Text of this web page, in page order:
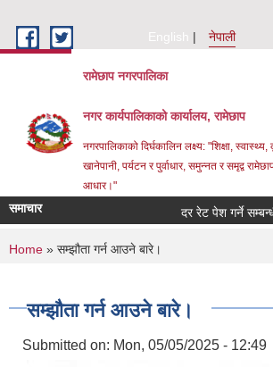
English
नेपाली
रामेछाप नगरपालिका
नगर कार्यपालिकाको कार्यालय, रामेछाप
नगरपालिकाको दिर्घकालिन लक्ष्य: "शिक्षा, स्वास्थ्य,
खानेपानी, पर्यटन र पुर्वाधार, समुन्नत र समृद्व
आधार।"
समाचार दर रेट पेश गर्ने सम्बन्धी
You are here
Home » सम्झौता गर्न आउने बारे।
सम्झौता गर्न आउने बारे।
Submitted on: Mon, 05/05/2025 - 12:49